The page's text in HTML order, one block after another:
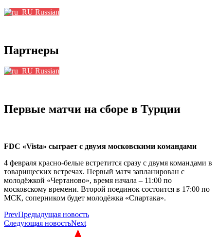
Russian
Партнеры
Russian
Первые матчи на сборе в Турции
FDC «Vista» сыграет с двумя московскими командами
4 февраля красно-белые встретится сразу с двумя командами в
товарищеских встречах. Первый матч запланирован с
молодёжкой «Чертаново», время начала – 11:00 по
московскому времени. Второй поединок состоится в 17:00 по
МСК, соперником будет молодёжка «Спартака».
PrevПредыдущая новость
Следующая новостьNext